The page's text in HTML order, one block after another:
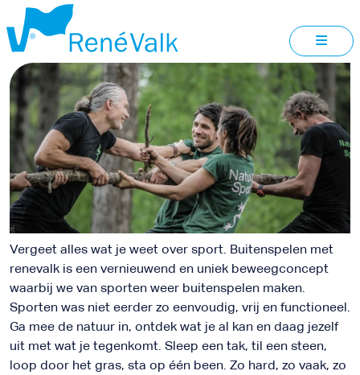
JE
TEAM
Vergeet alles wat je weet over sport. Buitenspelen met
renevalk is een vernieuwend en uniek beweegconcept
waarbij we van sporten weer buitenspelen maken.
Sporten was niet eerder zo eenvoudig, vrij en functioneel.
Ga mee de natuur in, ontdek wat je al kan en daag jezelf
uit met wat je tegenkomt. Sleep een tak, til een steen,
loop door het gras, sta op één been. Zo hard, zo vaak, zo